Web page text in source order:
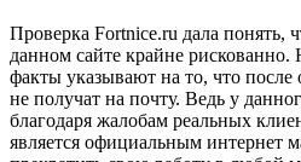
Проверка Fortnice.ru дала понять,
данном сайте крайне
факты указывают на то, что
не получат на почту. Ведь у
благодаря жалобам реальных
является официальным интернет